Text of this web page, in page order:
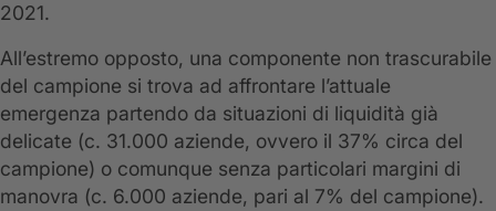
2021.
All’estremo opposto, una componente non trascurabile
del campione si trova ad affrontare l’attuale
emergenza partendo da situazioni di liquidità già
delicate (c. 31.000 aziende, ovvero il 37% circa del
campione) o comunque senza particolari margini di
manovra (c. 6.000 aziende, pari al 7% del campione).